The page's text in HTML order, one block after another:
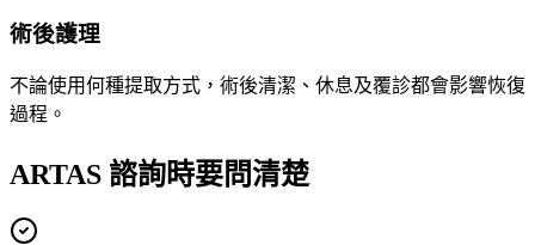
術後護理
不論使用何種提取方式，術後清潔、休息及覆診都會影響恢復
過程。
ARTAS 諮詢時要問清楚